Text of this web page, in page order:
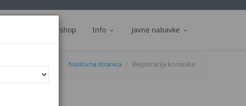
Web shop Info Javne nabavke
Naslovna stranica Registracija korisnika